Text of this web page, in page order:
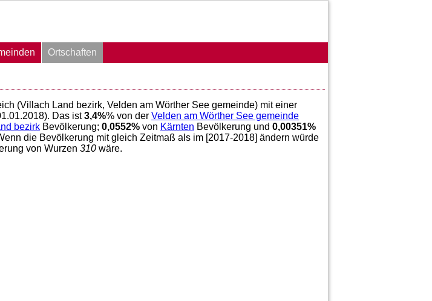
Ortschaften
(Villach Land bezirk, Velden am Wörther See gemeinde) mit einer
Das ist3,4%% von der Velden am Wörther See gemeinde
bezirk Bevölkerung; 0,0552% von Kärnten Bevölkerung und 0,00351%
die Bevölkerung mit gleich Zeitmaß als im [2017-2018] ändern würde
von Wurzen 310 wäre.